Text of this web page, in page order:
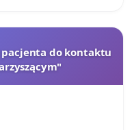
do kontaktu